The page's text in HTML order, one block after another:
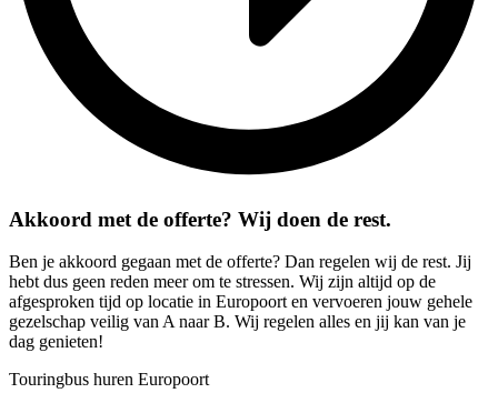
Akkoord met de offerte? Wij doen de rest.
Ben je akkoord gegaan met de offerte? Dan regelen wij de rest. Jij
hebt dus geen reden meer om te stressen. Wij zijn altijd op de
afgesproken tijd op locatie in Europoort en vervoeren jouw gehele
gezelschap veilig van A naar B. Wij regelen alles en jij kan van je
dag genieten!
Touringbus huren Europoort